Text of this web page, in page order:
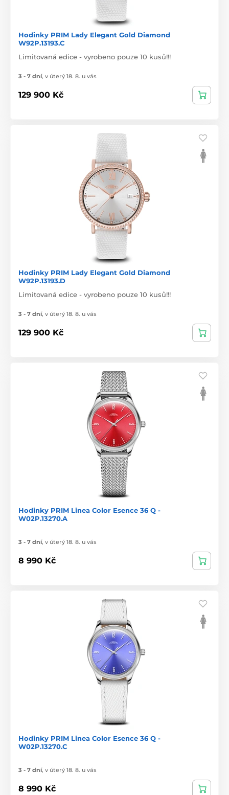
Hodinky PRIM Lady Elegant Gold Diamond
W92P.13193.C
Limitovaná edice - vyrobeno pouze 10 kusů!!!
3 - 7 dní, v úterý 18. 8. u vás
129 900 Kč
Hodinky PRIM Lady Elegant Gold Diamond
W92P.13193.D
Limitovaná edice - vyrobeno pouze 10 kusů!!!
3 - 7 dní, v úterý 18. 8. u vás
129 900 Kč
Hodinky PRIM Linea Color Esence 36 Q -
W02P.13270.A
3 - 7 dní, v úterý 18. 8. u vás
8 990 Kč
Hodinky PRIM Linea Color Esence 36 Q -
W02P.13270.C
3 - 7 dní, v úterý 18. 8. u vás
8 990 Kč